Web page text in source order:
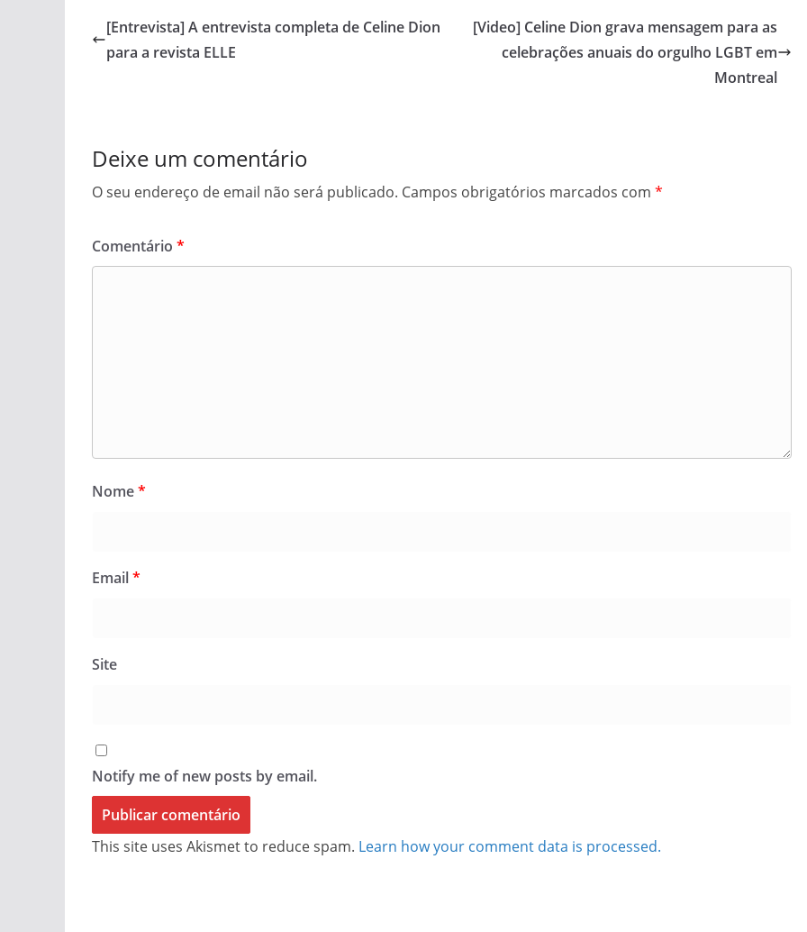
[Entrevista] A entrevista completa de Celine Dion
para a revista ELLE
[Video] Celine Dion grava mensagem para as
celebrações anuais do orgulho LGBT em
Montreal
Deixe um comentário
O seu endereço de email não será publicado. Campos obrigatórios marcados com *
Comentário *
Nome*
Email*
Site
Notify me of new posts by email.
This site uses Akismet to reduce spam. Learn how your comment data is processed.